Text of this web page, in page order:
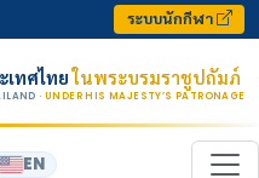
ระบบนักกีฬา
เทศไทยในพระบรมราชูปถัมภ์
· UNDER HIS MAJESTY’S PATRONAGE
EN